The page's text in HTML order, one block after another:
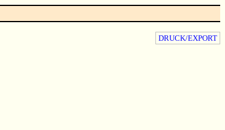
DRUCK/EXPORT